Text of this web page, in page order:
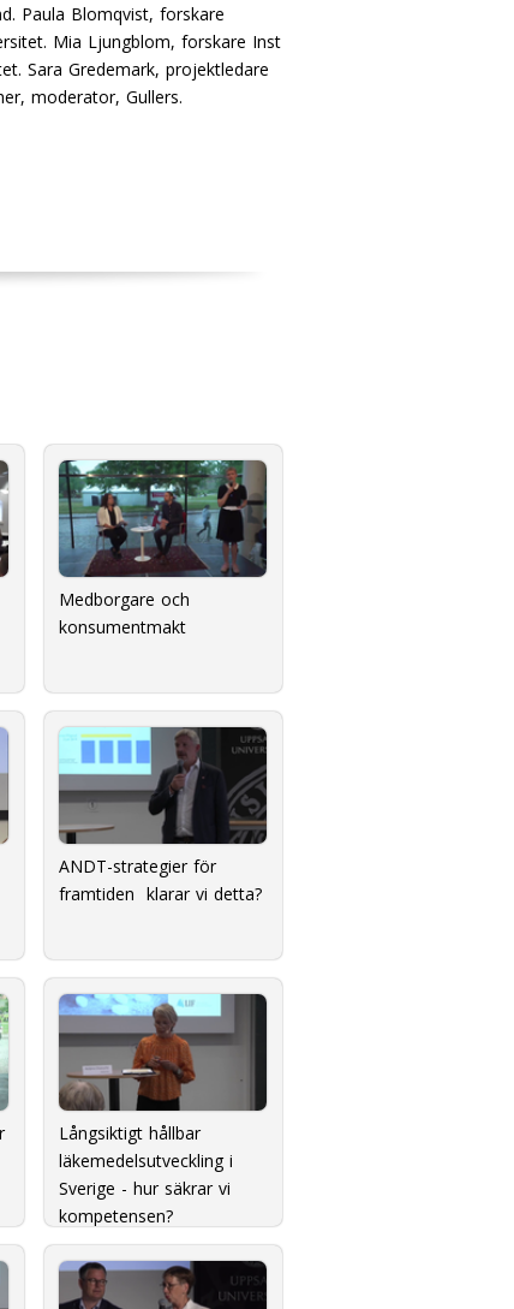
Paula Blomqvist, forskare
Mia Ljungblom, forskare Inst
Sara Gredemark, projektledare
moderator, Gullers.
Medborgare och
konsumentmakt
ANDT-strategier för
framtiden  klarar vi detta?
Långsiktigt hållbar
läkemedelsutveckling i
Sverige - hur säkrar vi
kompetensen?